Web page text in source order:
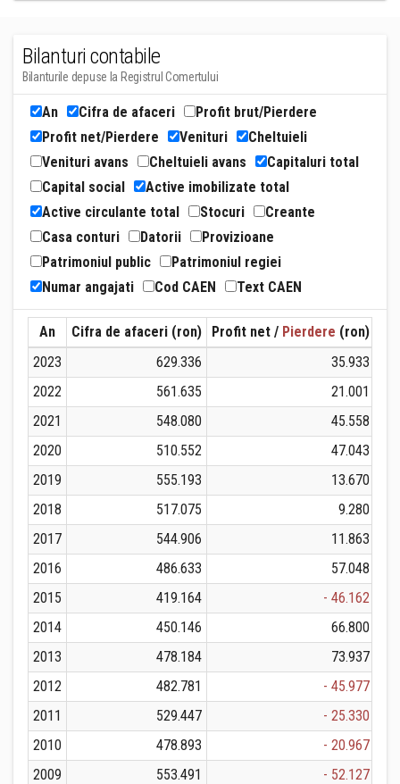
Bilanturi contabile
Bilanturile depuse la Registrul Comertului
An Cifra de afaceri
Profit brut/Pierdere
Profit net/Pierdere
Venituri
Cheltuieli
Venituri avans
Cheltuieli avans
Capitaluri total
Capital social
Active imobilizate total
Active circulante total
Stocuri
Creante
Casa conturi
Datorii
Provizioane
Patrimoniul public
Patrimoniul regiei
Numar angajati
Cod CAEN Text CAEN
An Cifra de afaceri (ron) Profit net / Pierdere (ron)
2023
629.336
35.933
2022
561.635
21.001
2021
548.080
45.558
2020
510.552
47.043
2019
555.193
13.670
2018
517.075
9.280
2017
544.906
11.863
2016
486.633
57.048
2015
419.164
- 46.162
2014
450.146
66.800
2013
478.184
73.937
2012
482.781
- 45.977
2011
529.447
- 25.330
2010
478.893
- 20.967
2009
553.491
- 52.127